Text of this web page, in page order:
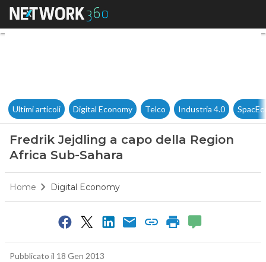
Fredrik Jejdling a capo della
Ultimi articoli Digital Economy Telco Industria 4.0
Fredrik Jejdling a capo della Region
Africa Sub-Sahara
Home Digital Economy
Pubblicato il 18 Gen 2013